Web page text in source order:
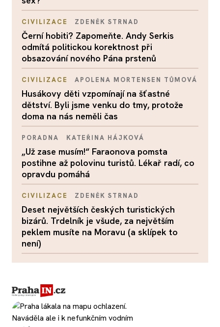
CIVILIZACE ZDENĚK STRNAD
Černí hobiti? Zapomeňte. Andy Serkis
odmítá politickou korektnost při
obsazování nového Pána prstenů
CIVILIZACE APOLENA MORTENSEN TŮMOVÁ
Husákovy děti vzpomínají na šťastné
dětství. Byli jsme venku do tmy, protože
doma na nás neměli čas
PORADNA KATEŘINA HÁJKOVÁ
„Už zase musím!“ Faraonova pomsta
postihne až polovinu turistů. Lékař radí, co
opravdu pomáhá
CIVILIZACE ZDENĚK STRNAD
Deset největších českých turistických
bizárů. Trdelník je všude, za největším
peklem musíte na Moravu (a sklípek to
není)